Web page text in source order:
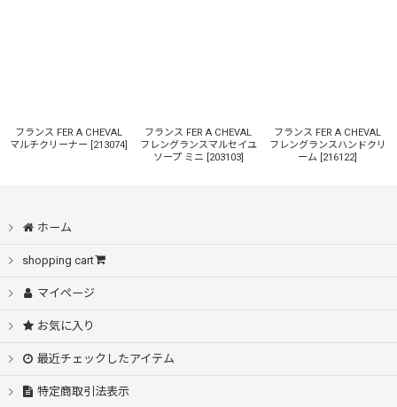
絞り込む
フランス FER A CHEVAL
マルチクリーナー [213074]
フランス FER A CHEVAL
フレングランスマルセイユ
ソープ ミニ [203103]
フランス FER A CHEVAL
フレングランスハンドクリ
ーム [216122]
ホーム
shopping cart
マイページ
お気に入り
最近チェックしたアイテム
特定商取引法表示